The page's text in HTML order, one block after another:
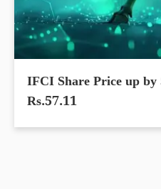
IFCI Share Price up by
Rs.57.11